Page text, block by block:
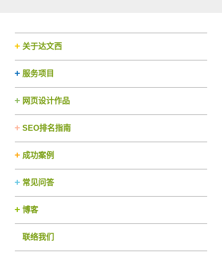
关于达文西
服务项目
网页设计作品
SEO排名指南
成功案例
常见问答
博客
联络我们